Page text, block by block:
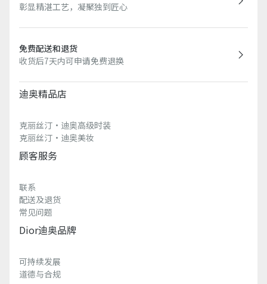
彰显精湛工艺，凝聚独到匠心
免费配送和退货
收货后7天内可申请免费退换
迪奥精品店
克丽丝汀·迪奥高级时装
克丽丝汀·迪奥美妆
顾客服务
联系
配送及退货
常见问题
Dior迪奥品牌
可持续发展
道德与合规